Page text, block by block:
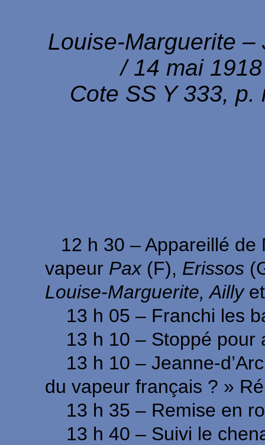
Louise-Marguerite –
/ 14 mai
Cote SS Y 333,
12 h 30 – Appareillé de
vapeur Pax(F), Erissos
Louise-Marguerite, Ailly et
13 h 05 – Franchi les
13 h 10 – Stoppé pour
13 h 10 – Jeanne-
du vapeur français ? »
13 h 35 – Remise en
13 h 40 – Suivi le